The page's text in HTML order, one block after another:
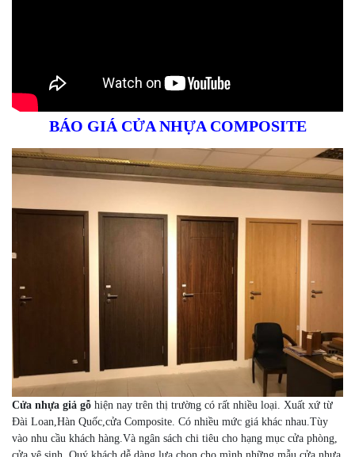
BÁO GIÁ CỬA NHỰA COMPOSITE
Cửa nhựa giả gỗ hiện nay trên thị trường có rất nhiều loại. Xuất xứ từ
Đài Loan,Hàn Quốc,cửa Composite. Có nhiều mức giá khác nhau.Tùy
vào nhu cầu khách hàng.Và ngân sách chi tiêu cho hạng mục cửa phòng,